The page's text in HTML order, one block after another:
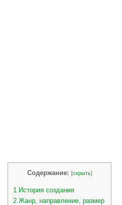
Содержание: [скрыть]
1
История создания
2 Жанр, направление, размер